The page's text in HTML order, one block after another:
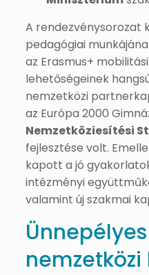
A rendezvénysorozat
pedagógiai
az Erasmus+
lehetőségeinek
nemzetközi
az Európa 2000
Nemzetköziesítési
fejlesztése volt.
kapott a jó
intézményi
valamint új szakmai